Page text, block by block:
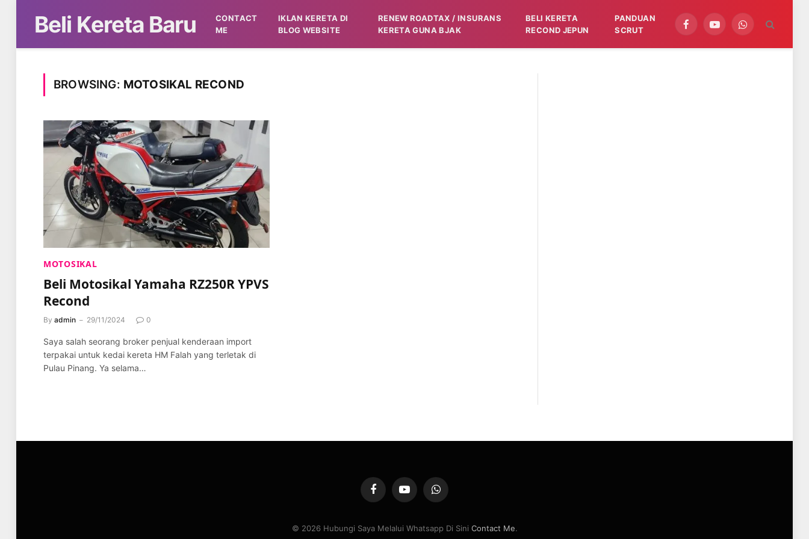
Beli Kereta Baru
CONTACT
ME
IKLAN KERETA DI
BLOG WEBSITE
RENEW ROADTAX / INSURANS
KERETA GUNA BJAK
BELI KERETA
RECOND JEPUN
PANDUAN
SCRUT
FacebookYouTubeWhatsApp
BROWSING: MOTOSIKAL RECOND
MOTOSIKAL
Beli Motosikal Yamaha RZ250R YPVS
Recond
By admin 29/11/2024 0
Saya salah seorang broker penjual kenderaan import
terpakai untuk kedai kereta HM Falah yang terletak di
Pulau Pinang. Ya selama…
FacebookYouTubeWhatsApp
© 2026 Hubungi Saya Melalui Whatsapp Di Sini Contact Me.